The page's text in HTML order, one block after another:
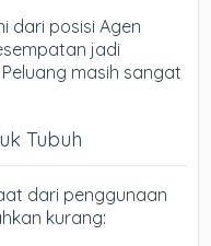
dari posisi Agen
jadi
masih sangat
Tubuh
dari penggunaan
kurang: